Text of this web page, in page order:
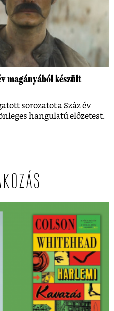
magányából készült
sorozatot a Száz év
hangulatú előzetest.